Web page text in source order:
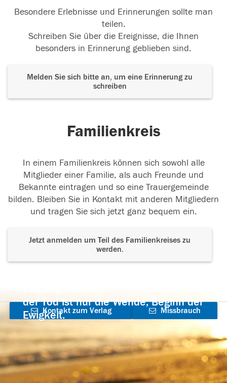
Besondere Erlebnisse und Erinnerungen sollte man
teilen.
Schreiben Sie über die Ereignisse, die Ihnen
besonders in Erinnerung geblieben sind.
Melden Sie sich bitte an, um eine Erinnerung zu
schreiben
Familienkreis
In einem Familienkreis können sich sowohl alle
Mitglieder einer Familie, als auch Freunde und
Bekannte eintragen und so eine Trauergemeinde
bilden. Bleiben Sie in Kontakt mit anderen Mitgliedern
und tragen Sie sich jetzt ganz bequem ein.
Jetzt anmelden um Teil des Familienkreises zu
werden.
der Tod ist nur die Wende, Beginn der
Ewigkeit.
Kontakt zum Verlag
aufnehmen
Missbrauch